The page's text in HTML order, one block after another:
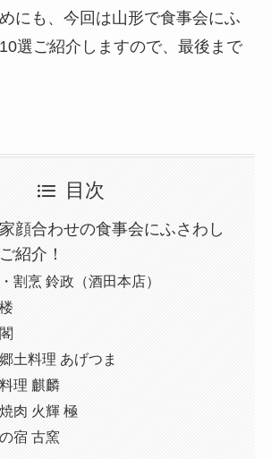
にも、今回は山形で食事会にふ
選ご紹介しますので、最後まで
目次
顔合わせの食事会にふさわし
紹介！
割烹 鈴政（酒田本店）
土料理 あげつま
理 麒麟
肉 火輝 極
宿 古窯